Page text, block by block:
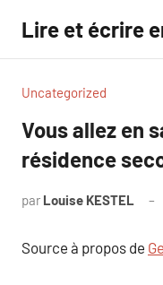
contenu
Lire et écrire
Uncategorized
Vous allez en
résidence
par Louise KESTEL
Source à propos de